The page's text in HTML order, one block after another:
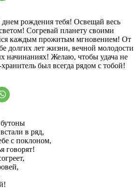
рождения тебя! Освещай весь
Согревай планету своими
каждым прожитым мгновением! От
долгих лет жизни, вечной молодости
начинаниях! Желаю, чтобы удача не
был всегда рядом с тобой!
в ряд,
с поклоном,
говорят!